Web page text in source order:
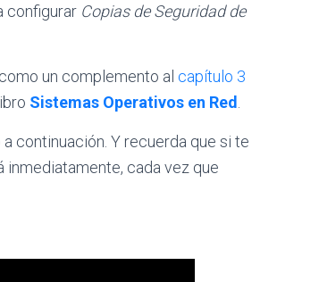
configurar Copias de Seguridad de
un complemento al capítulo 3
Sistemas Operativos en Red
continuación. Y recuerda que si te
cada vez que